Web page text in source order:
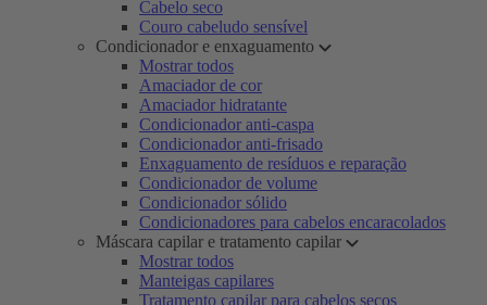
Cabelo seco
Couro cabeludo sensível
Condicionador e enxaguamento
Mostrar todos
Amaciador de cor
Amaciador hidratante
Condicionador anti-caspa
Condicionador anti-frisado
Enxaguamento de resíduos e reparação
Condicionador de volume
Condicionador sólido
Condicionadores para cabelos encaracolados
Máscara capilar e tratamento capilar
Mostrar todos
Manteigas capilares
Tratamento capilar para cabelos secos